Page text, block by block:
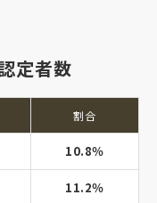
定者数
割合
10.8％
11.2％